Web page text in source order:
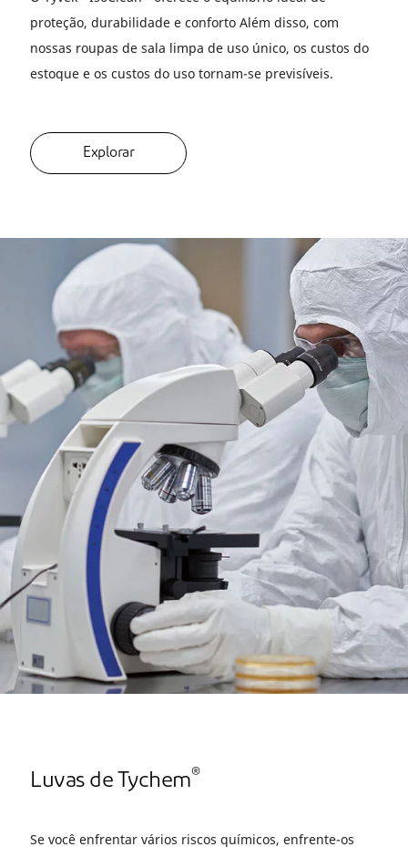
proteção, durabilidade e conforto Além disso, com
nossas roupas de sala limpa de uso único, os custos do
estoque e os custos do uso tornam-se previsíveis.
Explorar
Luvas de Tychem®
Se você enfrentar vários riscos químicos, enfrente-os